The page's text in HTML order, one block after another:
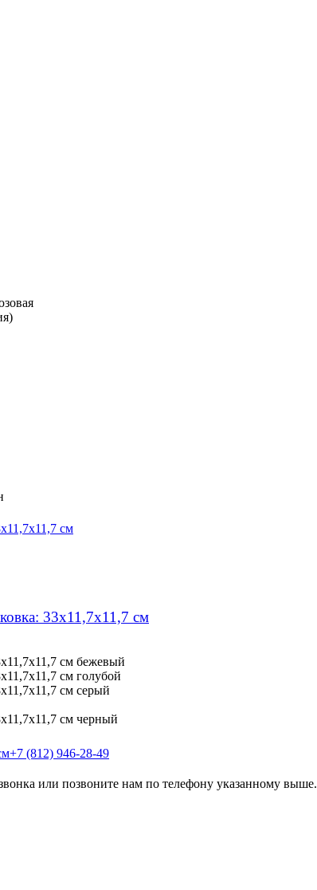
+7 (812) 946-28-49
или позвоните нам по телефону указанному выше.
33х11,7х11,7 см
бежевый
голубой
серый
черный